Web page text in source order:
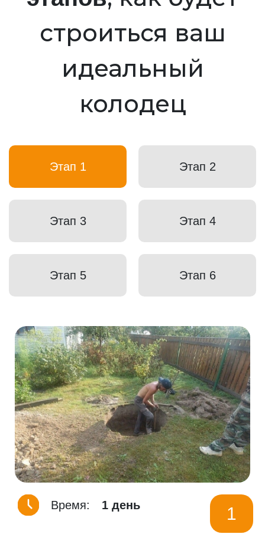
строиться ваш
идеальный
колодец
Этап 1 Этап 2
Этап 3 Этап 4
Этап 5 Этап 6
Время: 1 день 1